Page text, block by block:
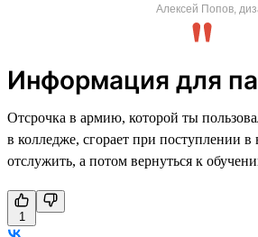
Алексей Попов,
Информация для
Отсрочка в армию, которой ты
в колледже, сгорает при поступлении в
отслужить, а потом вернуться к
1